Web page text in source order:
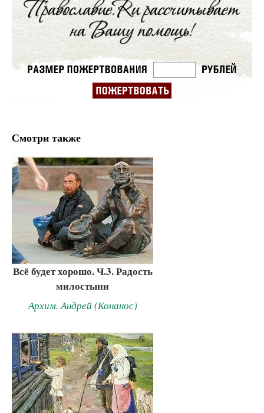
Смотри также
Всё будет хорошо. Ч.3. Радость
милостыни
Архим. Андрей (Конанос)